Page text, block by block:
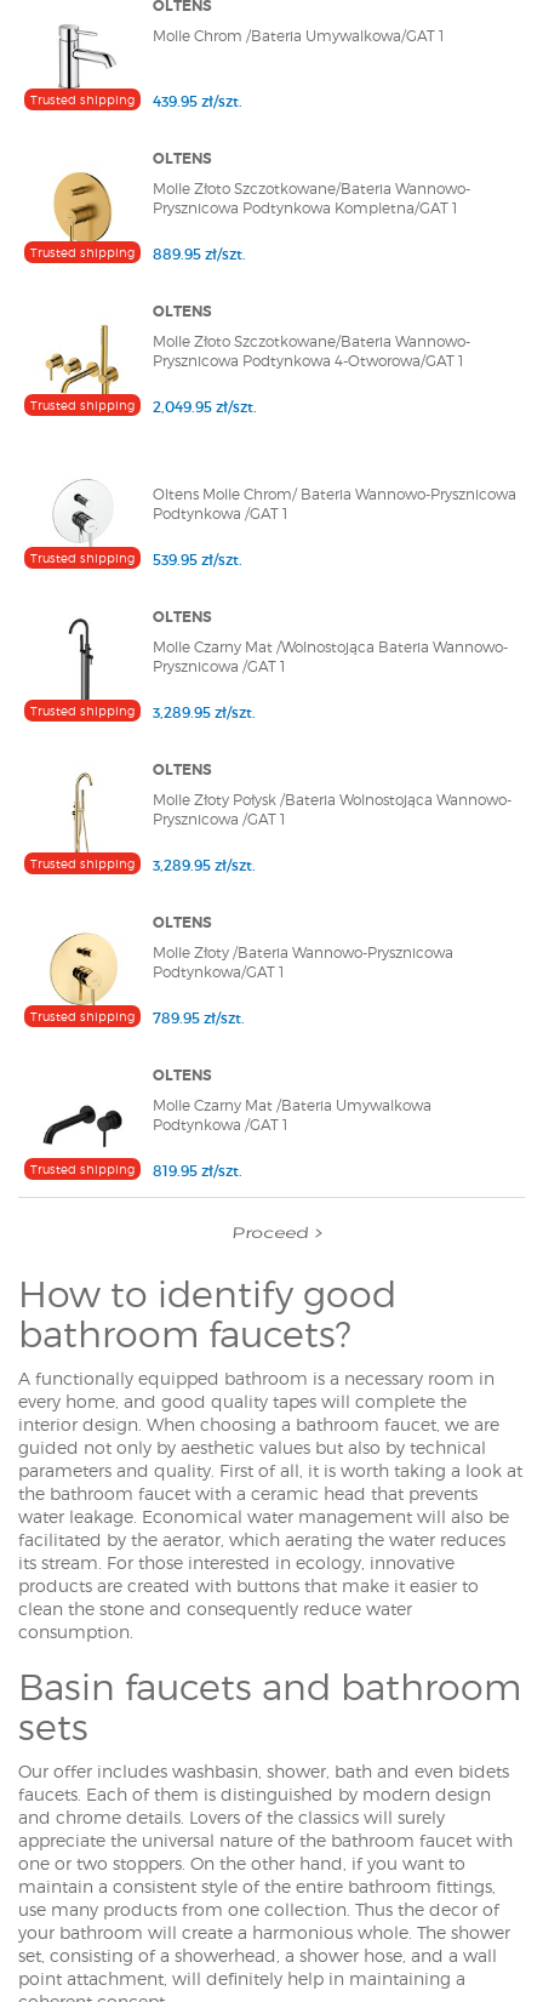
Trusted shipping
OLTENS
Molle Chrom /Bateria Umywalkowa/GAT 1
439.95 zł/szt.
Trusted shipping
OLTENS
Molle Złoto Szczotkowane/Bateria Wannowo-
Prysznicowa Podtynkowa Kompletna/GAT 1
889.95 zł/szt.
Trusted shipping
OLTENS
Molle Złoto Szczotkowane/Bateria Wannowo-
Prysznicowa Podtynkowa 4-Otworowa/GAT 1
2,049.95 zł/szt.
Trusted shipping
Oltens Molle Chrom/ Bateria Wannowo-Prysznicowa
Podtynkowa /GAT 1
539.95 zł/szt.
Trusted shipping
OLTENS
Molle Czarny Mat /Wolnostojąca Bateria Wannowo-
Prysznicowa /GAT 1
3,289.95 zł/szt.
Trusted shipping
OLTENS
Molle Złoty Połysk /Bateria Wolnostojąca Wannowo-
Prysznicowa /GAT 1
3,289.95 zł/szt.
Trusted shipping
OLTENS
Molle Złoty /Bateria Wannowo-Prysznicowa
Podtynkowa/GAT 1
789.95 zł/szt.
Trusted shipping
OLTENS
Molle Czarny Mat /Bateria Umywalkowa
Podtynkowa /GAT 1
819.95 zł/szt.
Proceed
How to identify good
bathroom faucets?
A functionally equipped bathroom is a necessary room in
every home, and good quality tapes will complete the
interior design. When choosing a bathroom faucet, we are
guided not only by aesthetic values but also by technical
parameters and quality. First of all, it is worth taking a look at
the bathroom faucet with a ceramic head that prevents
water leakage. Economical water management will also be
facilitated by the aerator, which aerating the water reduces
its stream. For those interested in ecology, innovative
products are created with buttons that make it easier to
clean the stone and consequently reduce water
consumption.
Basin faucets and bathroom
sets
Our offer includes washbasin, shower, bath and even bidets
faucets. Each of them is distinguished by modern design
and chrome details. Lovers of the classics will surely
appreciate the universal nature of the bathroom faucet with
one or two stoppers. On the other hand, if you want to
maintain a consistent style of the entire bathroom fittings,
use many products from one collection. Thus the decor of
your bathroom will create a harmonious whole. The shower
set, consisting of a showerhead, a shower hose, and a wall
point attachment, will definitely help in maintaining a